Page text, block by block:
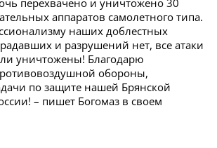
перехвачено и уничтожено 30
аппаратов самолетного типа.
наших доблестных
и разрушений нет, все атаки
уничтожены! Благодарю
обороны,
по защите нашей Брянской
– пишет Богомаз в своем